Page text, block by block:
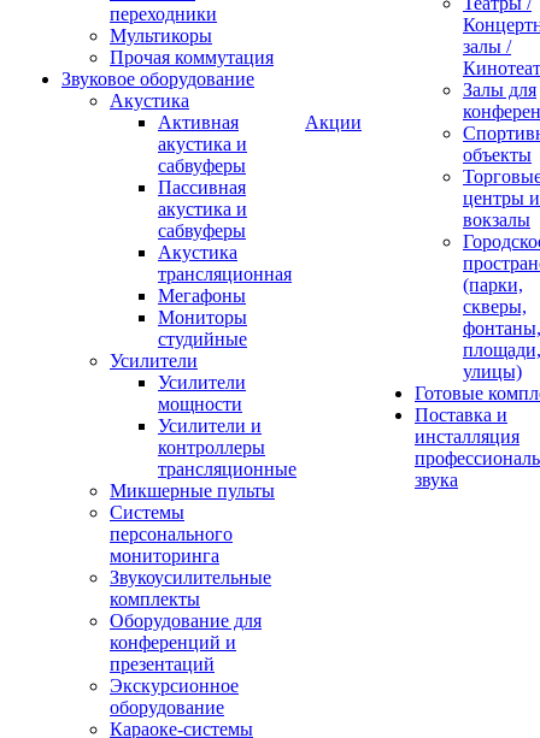
переходники
Мультикоры
Прочая коммутация
Звуковое оборудование
Акустика
Активная
акустика и
сабвуферы
Пассивная
акустика и
сабвуферы
Акустика
трансляционная
Мегафоны
Мониторы
студийные
Усилители
Усилители
мощности
Усилители и
контроллеры
трансляционные
Микшерные пульты
Системы
персонального
мониторинга
Звукоусилительные
комплекты
Оборудование для
конференций и
презентаций
Экскурсионное
оборудование
Караоке-системы
Акции
залы /
Залы для
объекты
центры и
вокзалы
(парки,
скверы,
фонтаны,
площади,
улицы)
Готовые
Поставка и
инсталляция
звука